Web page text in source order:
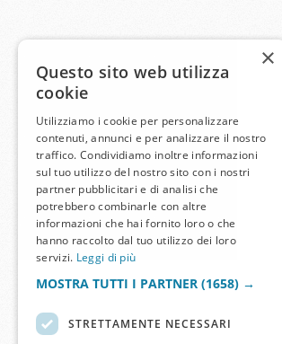
×
Questo sito web utilizza
cookie
Utilizziamo i cookie per personalizzare
contenuti, annunci e per analizzare il nostro
traffico. Condividiamo inoltre informazioni
sul tuo utilizzo del nostro sito con i nostri
partner pubblicitari e di analisi che
potrebbero combinarle con altre
informazioni che hai fornito loro o che
hanno raccolto dal tuo utilizzo dei loro
servizi. Leggi di più
MOSTRA TUTTI I PARTNER (1658) →
STRETTAMENTE NECESSARI